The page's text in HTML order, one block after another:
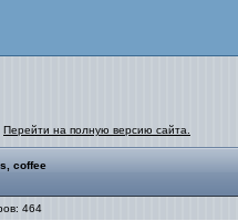
Перейти на полную версию сайта.
coffee
464